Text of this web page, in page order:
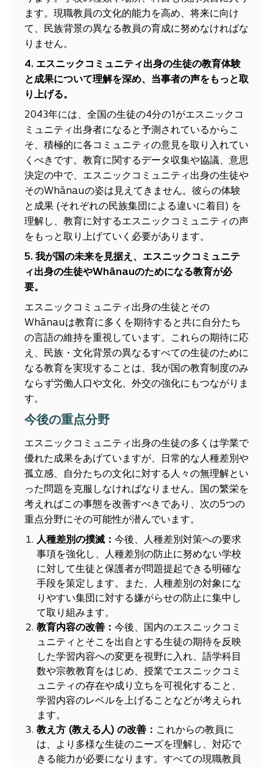
ます。現職教員の文化的能力を高め、将来に向け
て、民族背景の異なる教員の育成に努めなければな
りません。
4. エスニックコミュニティ出身の生徒の教育体験
と成果について理解を深め、当事者の声をもっと取
り上げる。
2043年には、全国の生徒の4分の1がエスニックコ
ミュニティ出身者になると予測されているからこ
そ、積極的に各コミュニティの意見を取り入れてい
くべきです。教育に関するデータ収集や協議、意思
決定の中で、エスニックコミュニティ出身の生徒や
そのWhānauの姿は見えてきません。彼らの体験
と成果 (それぞれの民族集団による違いに着目) を
理解し、教育に対するエスニックコミュニティの声
をもっと取り上げていく必要があります。
5. 我が国の未来を見据え、エスニックコミュニテ
ィ出身の生徒やWhānauのためになる教育が必
要。
エスニックコミュニティ出身の生徒とその
Whānauは教育に多くを期待すると共に自分たち
の言語の維持を重視しています。これらの期待に応
え、民族・文化背景の異なるすべての生徒のために
なる教育を実現することは、我が国の教育制度のみ
ならず労働人口や文化、外交の強化にもつながりま
す。
今後の重点分野
エスニックコミュニティ出身の生徒の多くは学業で
優れた成果をあげていますが、日常的な人種差別や
孤立感、自分たちの文化に対する人々の無理解とい
った問題を克服しなければなりません。国の繁栄を
考えればこの事態を改善すべきであり、次の5つの
重点分野にその可能性が潜んでいます。
人種差別の撲滅： 今後、人種差別対策への要求
事項を強化し、人種差別の防止に努めない学校
に対して生徒と保護者が問題提起できる明確な
手段を策定します。また、人種差別の対象にな
りやすい集団に対する嫌がらせの防止に集中し
て取り組みます。
教育内容の改善： 今後、国内のエスニックコミ
ュニティとそこを出自とする生徒の期待を反映
した学習内容への変更を視野に入れ、語学科目
数や宗教教育をはじめ、授業でエスニックコミ
ュニティの存在や成り立ちを可視化すること、
学習内容のレベルを上げることなどが考えられ
ます。
教え方 (教える人) の改善： これからの教員に
は、より多様な生徒のニーズを理解し、対応で
きる能力が必要になります。すべての現職教員